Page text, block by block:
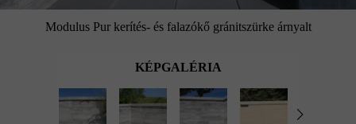
Modulus Pur kerítés- és falazókő gránitszürke árnyalt
KÉPGALÉRIA